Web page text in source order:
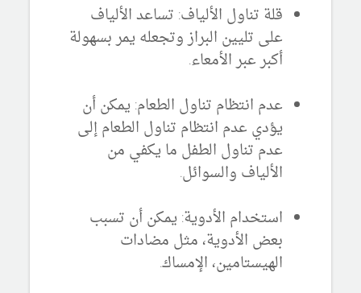
قلة تناول الألياف: تساعد الألياف
على تليين البراز وتجعله يمر بسهولة
أكبر عبر الأمعاء.
عدم انتظام تناول الطعام:يمكن أن
يؤدي عدم انتظام تناول الطعام إلى
عدم تناول الطفل ما يكفي من
الألياف والسوائل.
استخدام الأدوية:يمكن أن تسبب
بعض الأدوية، مثل مضادات
الهيستامين، الإمساك.